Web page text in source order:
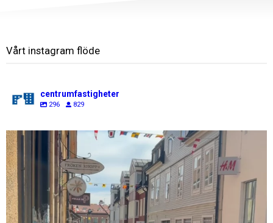
Vårt instagram flöde
centrumfastigheter
296 829
centrumfastigheter
Jul 31